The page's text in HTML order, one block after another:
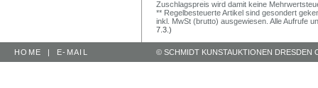
Zuschlagspreis wird damit keine
** Regelbesteuerte Artikel sind gesondert
inkl. MwSt (brutto) ausgewiesen. Alle Aufrufe
7.3.)
HOME | E-MAIL © SCHMIDT KUNSTAUKTIONEN DRESDEN